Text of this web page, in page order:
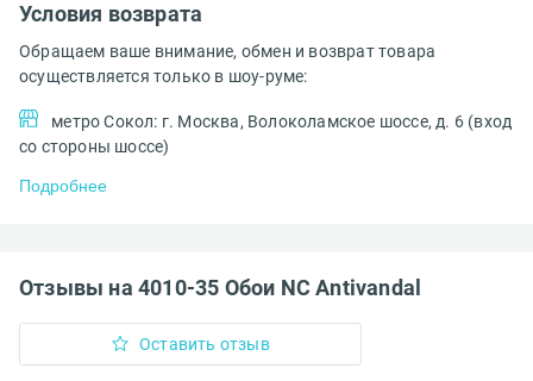
Условия возврата
Обращаем ваше внимание, обмен и возврат товара
осуществляется только в шоу-руме:
метро Сокол: г. Москва, Волоколамское шоссе, д. 6 (вход
со стороны шоссе)
Подробнее
Отзывы на 4010-35 Обои NC Antivandal
Оставить отзыв